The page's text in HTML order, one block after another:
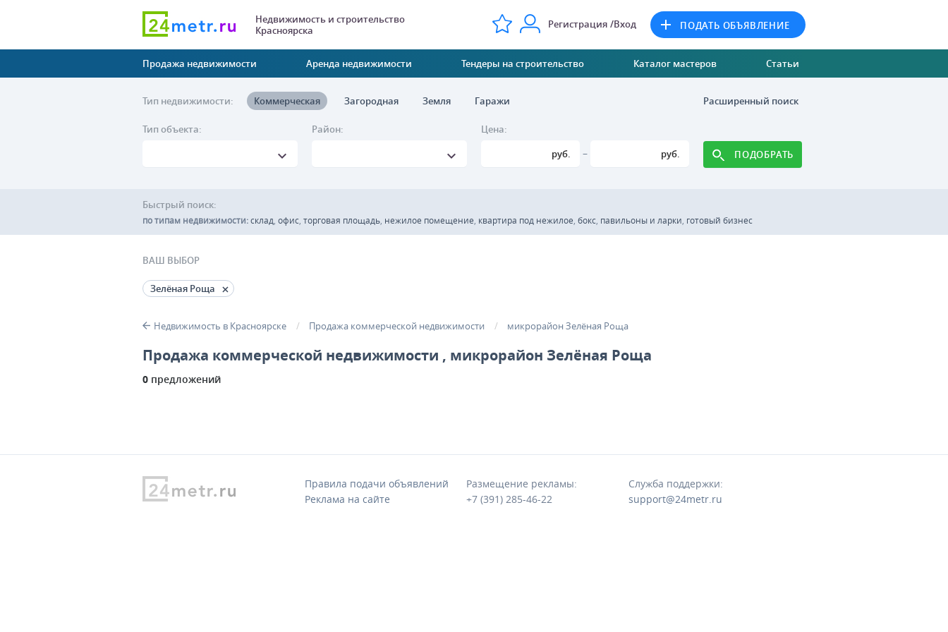
ПОДАТЬ ОБЪЯВЛЕНИЕ
Регистрация Вход
Недвижимость и строительство
Красноярска
Продажа недвижимости Аренда недвижимости Тендеры на строительство Каталог мастеров Статьи
Расширенный поиск
Тип недвижимости: Коммерческая Загородная Земля Гаражи
Тип объекта: Район:
Цена:
руб.
– руб. ПОДОБРАТЬ
Быстрый поиск:
по типам недвижимости:склад, офис, торговая площадь, нежилое помещение, квартира под нежилое, бокс, павильоны и ларки, готовый бизнес
ВАШ ВЫБОР
Зелёная Роща
Недвижимость в Красноярске Продажа коммерческой недвижимости микрорайон Зелёная Роща
Продажа коммерческой недвижимости , микрорайон Зелёная Роща
0 предложений
Правила подачи объявлений
Реклама на сайте
Размещение рекламы:
+7 (391) 285-46-22
Служба поддержки:
support@24metr.ru